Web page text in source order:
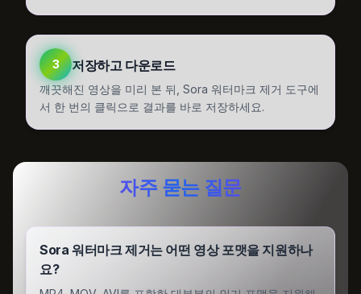
3 저장하고 다운로드
깨끗해진 영상을 미리 본 뒤, Sora 워터마크 제거 도구에
서 한 번의 클릭으로 결과를 바로 저장하세요.
자주 묻는 질문
Sora 워터마크 제거는 어떤 영상 포맷을 지원하나
요?